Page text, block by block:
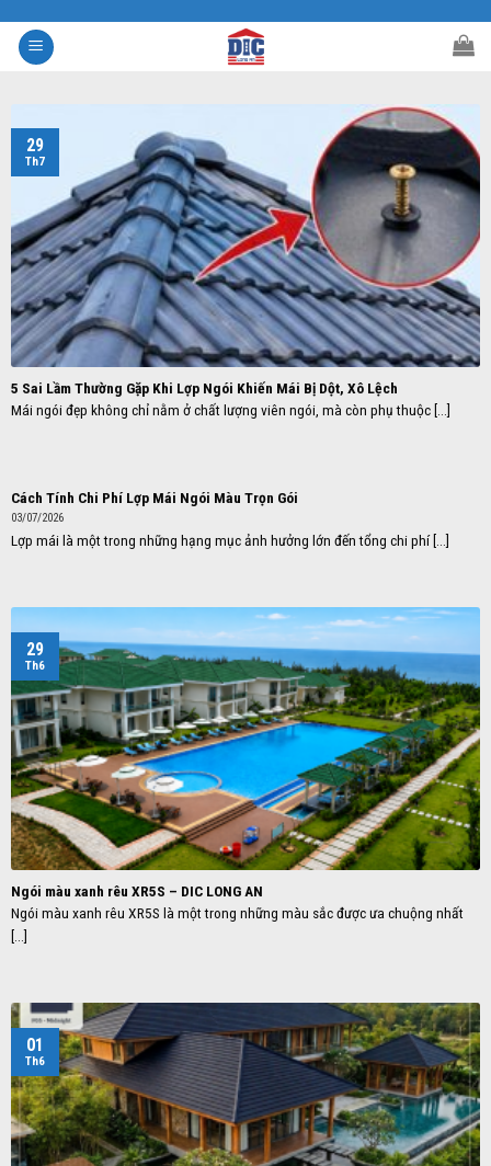
content
5 Sai Lầm Thường Gặp Khi Lợp Ngói Khiến Mái Bị Dột, Xô Lệch
Mái ngói đẹp không chỉ nằm ở chất lượng viên ngói, mà còn phụ thuộc [...]
29
Th7
Cách Tính Chi Phí Lợp Mái Ngói Màu Trọn Gói
03/07/2026
Lợp mái là một trong những hạng mục ảnh hưởng lớn đến tổng chi phí [...]
Ngói màu xanh rêu XR5S – DIC LONG AN
Ngói màu xanh rêu XR5S là một trong những màu sắc được ưa chuộng nhất
[...]
29
Th6
01
Th6